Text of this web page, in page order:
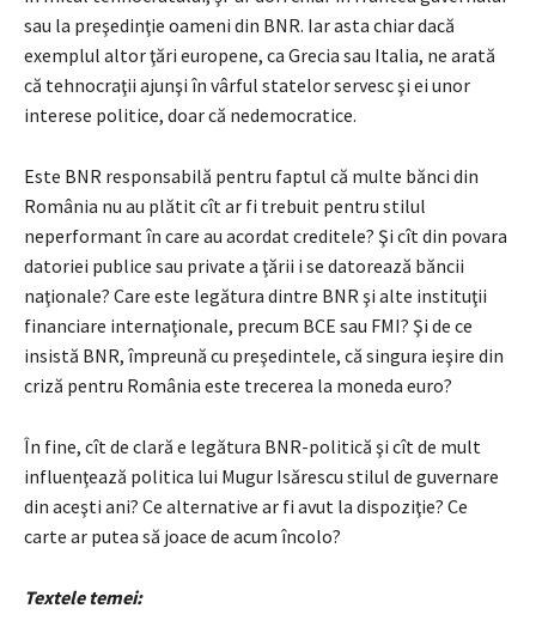
sau la preşedinţie oameni din BNR. Iar asta chiar dacă
exemplul altor ţări europene, ca Grecia sau Italia, ne arată
că tehnocraţii ajunşi în vârful statelor servesc şi ei unor
interese politice, doar că nedemocratice.
Este BNR responsabilă pentru faptul că multe bănci din
România nu au plătit cît ar fi trebuit pentru stilul
neperformant în care au acordat creditele? Şi cît din povara
datoriei publice sau private a ţării i se datorează băncii
naţionale? Care este legătura dintre BNR şi alte instituţii
financiare internaţionale, precum BCE sau FMI? Şi de ce
insistă BNR, împreună cu preşedintele, că singura ieşire din
criză pentru România este trecerea la moneda euro?
În fine, cît de clară e legătura BNR-politică şi cît de mult
influenţează politica lui Mugur Isărescu stilul de guvernare
din aceşti ani? Ce alternative ar fi avut la dispoziţie? Ce
carte ar putea să joace de acum încolo?
Textele temei: